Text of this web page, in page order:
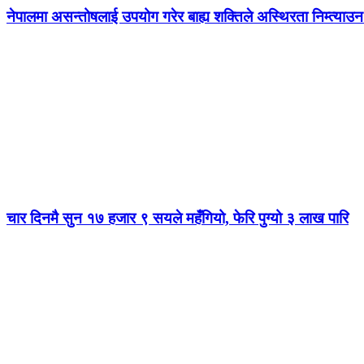
नेपालमा असन्तोषलाई उपयोग गरेर बाह्य शक्तिले अस्थिरता
चार दिनमै सुन १७ हजार ९ सयले महँगियो, फेरि पुग्यो ३ लाख पारि